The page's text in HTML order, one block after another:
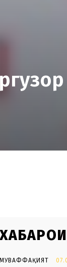
МУВАФФАҚИЯТ